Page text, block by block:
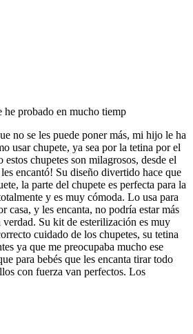
he probado en mucho tiemp
no se les puede poner más, mi hijo le ha
usar chupete, ya sea por la tetina por el
chupetes son milagrosos, desde el
encantó! Su diseño divertido hace que
la parte del chupete es perfecta para la
y es muy cómoda. Lo usa para
casa, y les encanta, no podría estar más
Su kit de esterilización es muy
cuidado de los chupetes, su tetina
ya que me preocupaba mucho ese
para bebés que les encanta tirar todo
con fuerza van perfectos. Los